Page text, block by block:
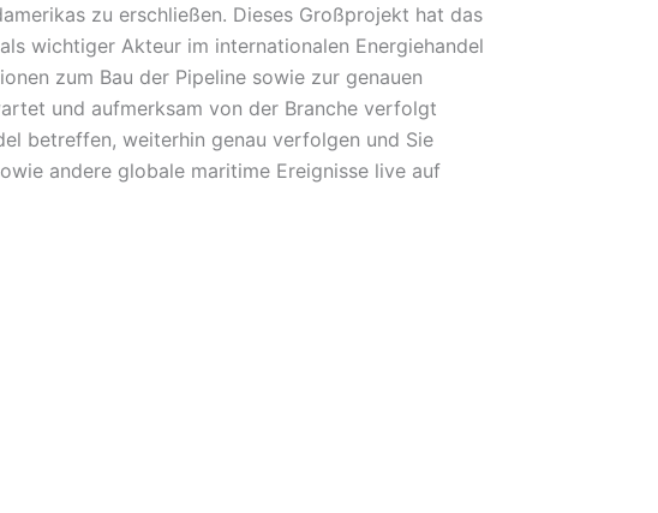
zu erschließen. Dieses Großprojekt hat das
wichtiger Akteur im internationalen Energiehandel
zum Bau der Pipeline sowie zur genauen
und aufmerksam von der Branche verfolgt
betreffen, weiterhin genau verfolgen und Sie
andere globale maritime Ereignisse live auf